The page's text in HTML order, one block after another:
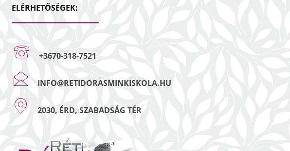
ELÉRHETŐSÉGEK:
+3670-318-7521
INFO@RETIDORASMINKISKOLA.HU
2030, ÉRD, SZABADSÁG TÉR